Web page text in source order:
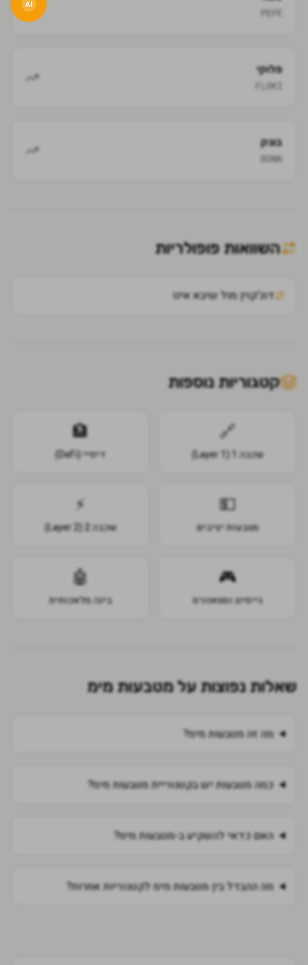
פלוקי
FLOKI
בונק
BONK
השוואות פופולריות
דוג'קוין מול שיבא אינו
קטגוריות נוספות
🔗
שכבה 1 (Layer 1)
🏦
דיפיי (DeFi)
💵
מטבעות יציבים
⚡
שכבה 2 (Layer 2)
🎮
גיימינג ומטאוורס
🤖
בינה מלאכותית
שאלות נפוצות עלמטבעות מימ
מה זה מטבעות מימ?
כמה מטבעות יש בקטגוריית מטבעות מימ?
האם כדאי להשקיע ב-מטבעות מימ?
מה ההבדל בין מטבעות מימ לקטגוריות אחרות?
AI